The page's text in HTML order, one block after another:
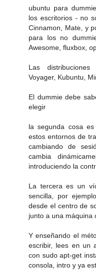
ubuntu para
los escritorios - no
Cinnamon, Mate, y
para los no
Awesome, fluxbox,
Las
Voyager, Kubuntu,
El dummie debe
elegir
la segunda cosa
estos entornos de
cambiando de
cambia
introduciendo la
La tercera es un
sencilla, por
desde el centro de
junto a una máquina
Y enseñando el
escribir, lees en un
con sudo apt-get
consola, intro y ya